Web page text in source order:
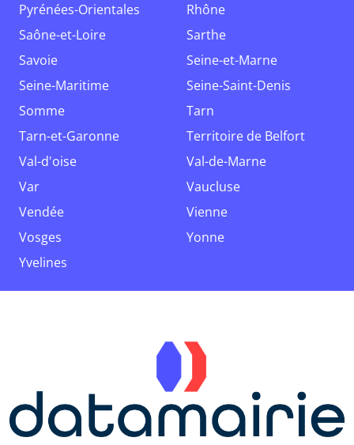
Pyrénées-Orientales
Rhône
Saône-et-Loire
Sarthe
Savoie
Seine-et-Marne
Seine-Maritime
Seine-Saint-Denis
Somme
Tarn
Tarn-et-Garonne
Territoire de Belfort
Val-d'oise
Val-de-Marne
Var
Vaucluse
Vendée
Vienne
Vosges
Yonne
Yvelines